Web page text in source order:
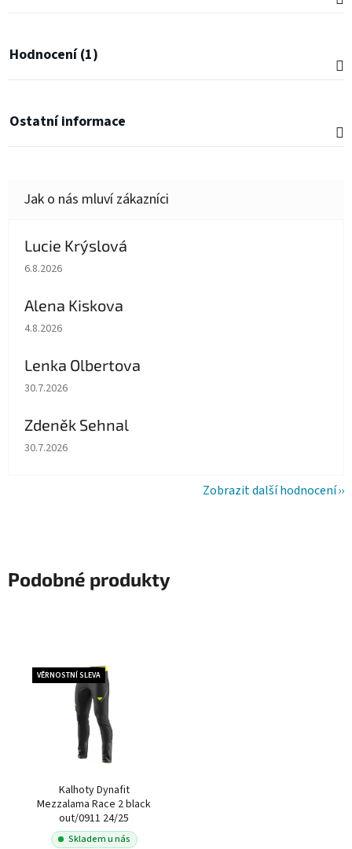
Hodnocení (1)
Ostatní informace
Lucie Krýslová
Hodnocení obchodu je 5 z 5 hvězdiček.
6.8.2026
Alena Kiskova
Hodnocení obchodu je 5 z 5 hvězdiček.
4.8.2026
Lenka Olbertova
Hodnocení obchodu je 5 z 5 hvězdiček.
30.7.2026
Zdeněk Sehnal
Hodnocení obchodu je 5 z 5 hvězdiček.
30.7.2026
Zobrazit další hodnocení
Podobné produkty
VĚRNOSTNÍ SLEVA
Kalhoty Dynafit
Mezzalama Race 2 black
out/0911 24/25
Skladem u nás